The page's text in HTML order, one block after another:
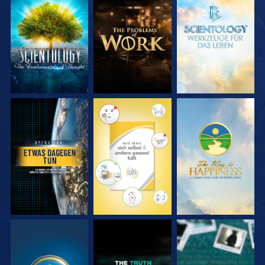
SERIE
ENTDECKEN
SERIE
ENTDECKEN
SERIE
ENTDECKEN
ANSEHEN ANSEHEN ANSEHEN
ANSEHEN ANSEHEN ANSEHEN